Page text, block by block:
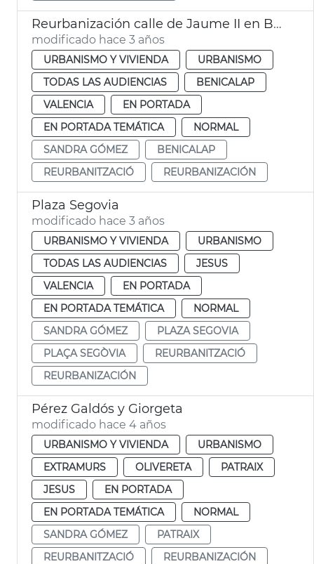
Reurbanización calle de Jaume II en Benicalap
modificado hace 3 años
URBANISMO Y VIVIENDA
URBANISMO
TODAS LAS AUDIENCIAS
BENICALAP
VALENCIA
EN PORTADA
EN PORTADA TEMÁTICA
NORMAL
SANDRA GÓMEZ
BENICALAP
REURBANITZACIÓ
REURBANIZACIÓN
Plaza Segovia
modificado hace 3 años
URBANISMO Y VIVIENDA
URBANISMO
TODAS LAS AUDIENCIAS
JESUS
VALENCIA
EN PORTADA
EN PORTADA TEMÁTICA
NORMAL
SANDRA GÓMEZ
PLAZA SEGOVIA
PLAÇA SEGÒVIA
REURBANITZACIÓ
REURBANIZACIÓN
Pérez Galdós y Giorgeta
modificado hace 4 años
URBANISMO Y VIVIENDA
URBANISMO
EXTRAMURS
OLIVERETA
PATRAIX
JESUS
EN PORTADA
EN PORTADA TEMÁTICA
NORMAL
SANDRA GÓMEZ
PATRAIX
REURBANITZACIÓ
REURBANIZACIÓN